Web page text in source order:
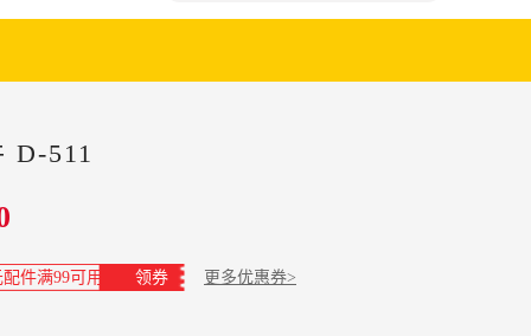
D-511
件满99可用 领券 更多优惠券>